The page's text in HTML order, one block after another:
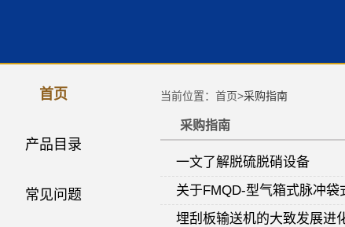
首页
产品目录
常见问题
当前位置：首页>采购指南
采购指南
一文了解脱硫脱硝设备
关于FMQD-型气箱式脉冲袋
埋刮板输送机的大致发展进